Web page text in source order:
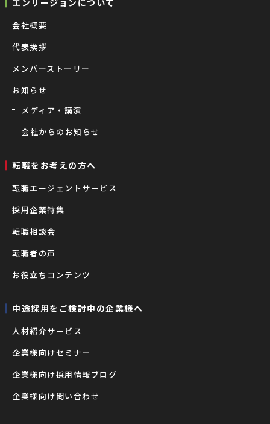
エンリージョンについて
会社概要
代表挨拶
メンバーストーリー
お知らせ
メディア・講演
会社からのお知らせ
転職をお考えの⽅へ
転職エージェントサービス
採用企業特集
転職相談会
転職者の声
お役立ちコンテンツ
中途採用をご検討中の企業様へ
⼈材紹介サービス
企業様向けセミナー
企業様向け採用情報ブログ
企業様向け問い合わせ